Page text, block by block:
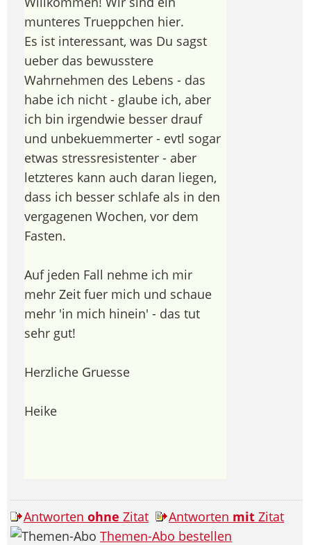
munteres Trueppchen hier.
Es ist interessant, was Du sagst
ueber das bewusstere
Wahrnehmen des Lebens - das
habe ich nicht - glaube ich, aber
ich bin irgendwie besser drauf
und unbekuemmerter - evtl sogar
etwas stressresistenter - aber
letzteres kann auch daran liegen,
dass ich besser schlafe als in den
vergagenen Wochen, vor dem
Fasten.
Auf jeden Fall nehme ich mir
mehr Zeit fuer mich und schaue
mehr 'in mich hinein' - das tut
sehr gut!
Herzliche Gruesse
Heike
Antworten ohne Zitat Antworten mit Zitat
Themen-Abo bestellen